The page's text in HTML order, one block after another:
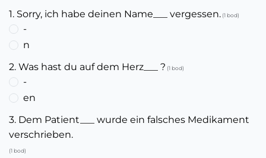
1. Sorry, ich habe deinen Name___ vergessen. (1 bod)
-
n
2. Was hast du auf dem Herz___ ? (1 bod)
-
en
3. Dem Patient___ wurde ein falsches Medikament
verschrieben.
(1 bod)